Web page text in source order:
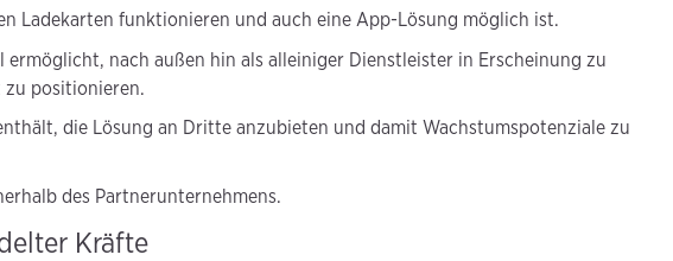
Ladekarten funktionieren und auch eine App-Lösung möglich ist.
nach außen hin als alleiniger Dienstleister in Erscheinung zu
zu positionieren.
die Lösung an Dritte anzubieten und damit Wachstumspotenziale zu
des Partnerunternehmens.
Kräfte